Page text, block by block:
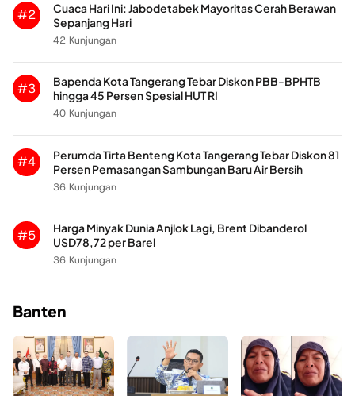
#2
Cuaca Hari Ini: Jabodetabek Mayoritas Cerah Berawan
Sepanjang Hari
42 Kunjungan
#3
Bapenda Kota Tangerang Tebar Diskon PBB-BPHTB
hingga 45 Persen Spesial HUT RI
40 Kunjungan
#4
Perumda Tirta Benteng Kota Tangerang Tebar Diskon 81
Persen Pemasangan Sambungan Baru Air Bersih
36 Kunjungan
#5
Harga Minyak Dunia Anjlok Lagi, Brent Dibanderol
USD78,72 per Barel
36 Kunjungan
Banten